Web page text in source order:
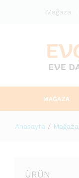
Mağaza
MAĞAZA
Anasayfa / Mağaza
ÜRÜN